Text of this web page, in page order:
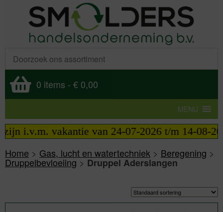
0 items - € 0,00
MENU
vakantie van 24-07-2026 t/m 14-08-2026
Home > Gas, lucht en watertechniek > Beregening >
Druppelbevloeiing>Druppel Aderslangen